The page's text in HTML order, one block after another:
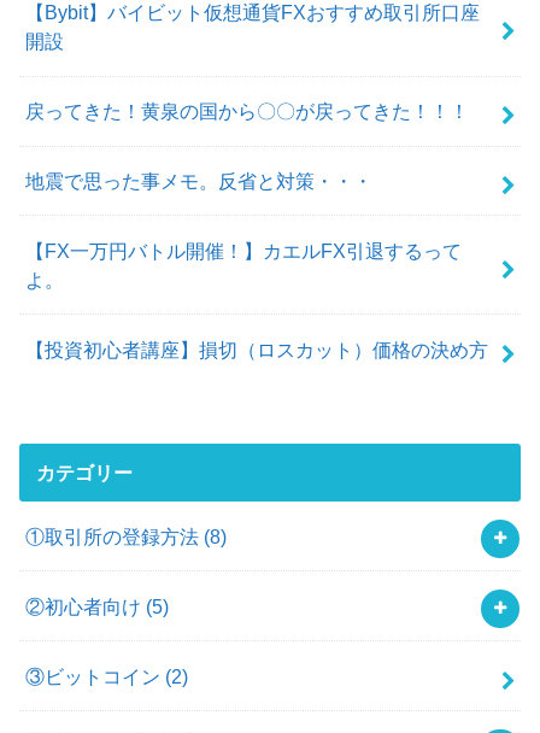
【Bybit】バイビット仮想通貨FXおすすめ取引所口座
開設
戻ってきた！黄泉の国から〇〇が戻ってきた！！！
地震で思った事メモ。反省と対策・・・
【FX一万円バトル開催！】カエルFX引退するって
よ。
【投資初心者講座】損切（ロスカット）価格の決め方
カテゴリー
①取引所の登録方法 (8)
②初心者向け (5)
③ビットコイン (2)